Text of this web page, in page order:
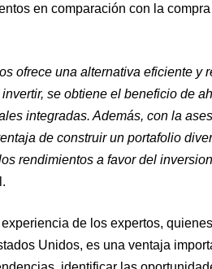
en comparación con la
ofrece una alternativa eficiente y
se obtiene el beneficio de
integradas. Además, con la
de construir un portafolio
rendimientos a favor del
de los expertos,
Unidos, es una ventaja